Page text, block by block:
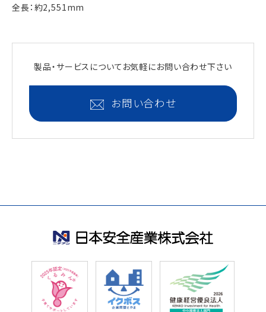
全長：約2,551mm
製品・サービスについて お気軽にお問い合わせ下さい
お問い合わせ